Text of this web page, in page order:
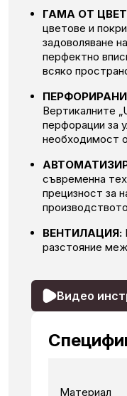
ГАМА ОТ
цветове и
задоволяване
перфектно
всяко
Вертикалните
перфорации за
необходимост
съвременна
прецизност за
ВЕНТИЛАЦИЯ:
разстояние
Видео
Материал